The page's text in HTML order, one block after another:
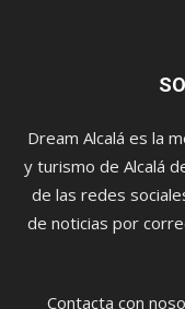
Dream Alcalá es la
y turismo de Alcalá
de las redes
de noticias por
Contacta con